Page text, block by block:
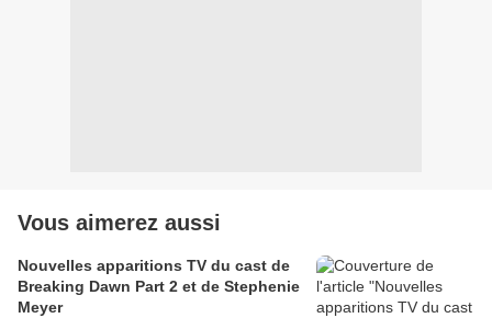
Vous aimerez aussi
Nouvelles apparitions TV du cast de
Breaking Dawn Part 2 et de Stephenie
Meyer